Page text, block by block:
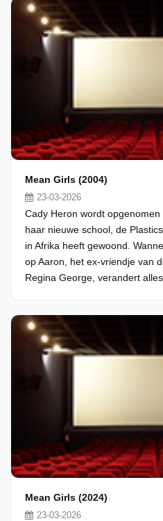
Mean Girls (2004)
23-03-2026
Cady Heron wordt
haar nieuwe school, de
in Afrika heeft gewoond.
op Aaron, het ex-vriendje van
Regina George, verandert alles.
Mean Girls (2024)
23-03-2026